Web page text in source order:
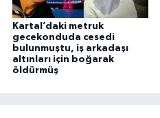
Kartal’daki metruk
gecekonduda cesedi
bulunmuştu, iş arkadaşı
altınları için boğarak
öldürmüş